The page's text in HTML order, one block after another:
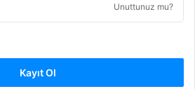
Unuttunuz mu?
Kayıt Ol